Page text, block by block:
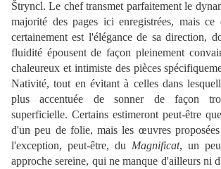
Štryncl. Le chef transmet parfaitement le
majorité des pages ici enregistrées, mais
certainement est l'élégance de sa direction,
fluidité épousent de façon pleinement
chaleureux et intimiste des pièces
Nativité, tout en évitant à celles dans
plus accentuée de sonner de façon
superficielle. Certains estimeront peut-être
d'un peu de folie, mais les œuvres
l'exception, peut-être, du Magnificat, un
approche sereine, qui ne manque d'ailleurs ni